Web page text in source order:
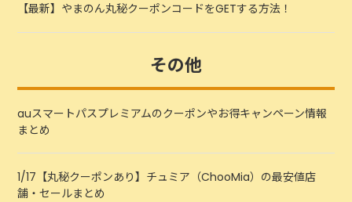
【最新】やまのん丸秘クーポンコードをGETする方法！
その他
auスマートパスプレミアムのクーポンやお得キャンペーン情報
まとめ
1/17【丸秘クーポンあり】チュミア（ChooMia）の最安値店
舗・セールまとめ